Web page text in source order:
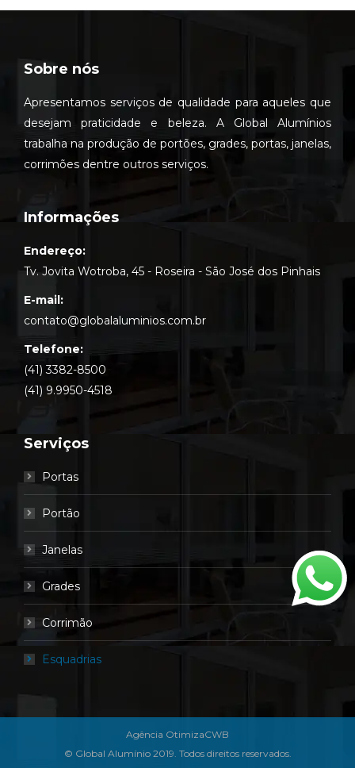
Sobre nós
Apresentamos serviços de qualidade para aqueles que
desejam praticidade e beleza. A Global Alumínios
trabalha na produção de portões, grades, portas, janelas,
corrimões dentre outros serviços.
Informações
Endereço:
Tv. Jovita Wotroba, 45 - Roseira - São José dos Pinhais
E-mail:
contato@globalaluminios.com.br
Telefone:
(41) 3382-8500
(41) 9.9950-4518
Serviços
Portas
Portão
Janelas
Grades
Corrimão
Esquadrias
Agência OtimizaCWB
© Global Alumínio 2019. Todos direitos reservados.